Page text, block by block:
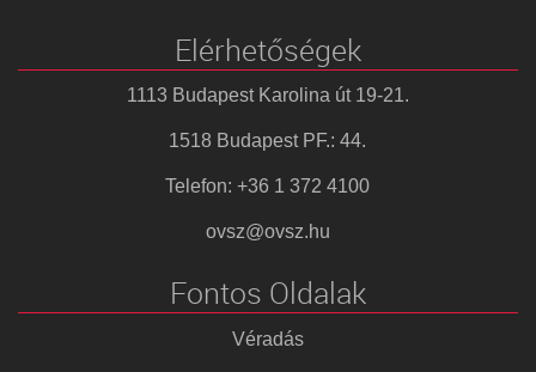
Elérhetőségek
1113 Budapest Karolina út 19-21.
1518 Budapest PF.: 44.
Telefon: +36 1 372 4100
ovsz@ovsz.hu
Fontos Oldalak
Véradás